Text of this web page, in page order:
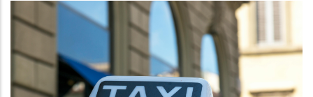
La Generalitat Dona Llum Verda A
La Demarcació Única Del Taxi Al